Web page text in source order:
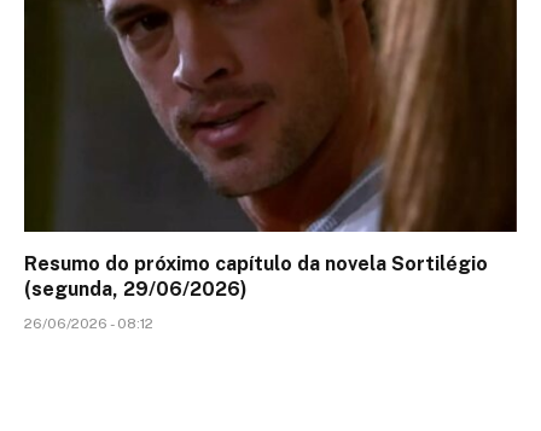
Resumo do próximo capítulo da novela Sortilégio
(segunda, 29/06/2026)
26/06/2026 - 08:12